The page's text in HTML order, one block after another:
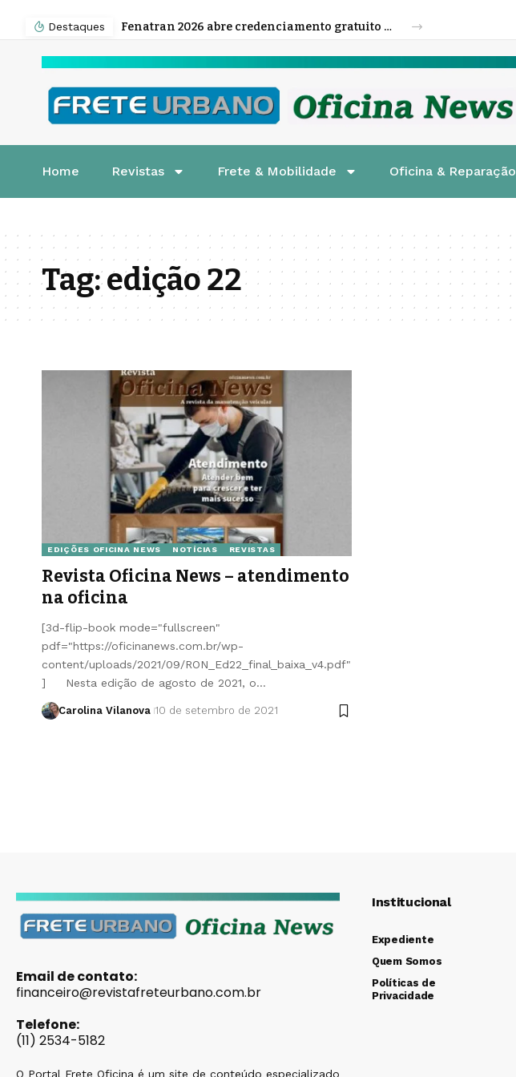
Destaques Fenatran 2026 abre credenciamento gratuito para visitantes
Home Revistas Frete & Mobilidade Oficina & Reparação
Tag:edição 22
EDIÇÕES OFICINA NEWS NOTÍCIAS REVISTAS
Revista Oficina News – atendimento
na oficina
[3d-flip-book mode="fullscreen"
pdf="https://oficinanews.com.br/wp-
content/uploads/2021/09/RON_Ed22_final_baixa_v4.pdf"
] Nesta edição de agosto de 2021, o…
Carolina Vilanova 10 de setembro de 2021
Email de contato:
financeiro@revistafreteurbano.com.br
Telefone:
(11) 2534-5182
O Portal Frete Oficina é um site de conteúdo especializado
Institucional
Expediente
Quem Somos
Políticas de
Privacidade